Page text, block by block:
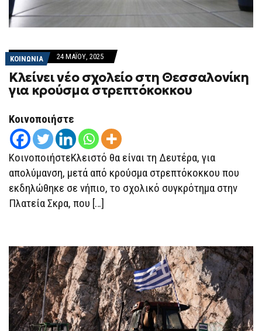
ΚΟΙΝΩΝΙΑ 24 ΜΑΪ́ΟΥ, 2025
Κλείνει νέο σχολείο στη Θεσσαλονίκη
για κρούσμα στρεπτόκοκκου
Κοινοποιήστε
ΚοινοποιήστεΚλειστό θα είναι τη Δευτέρα, για
απολύμανση, μετά από κρούσμα στρεπτόκοκκου που
εκδηλώθηκε σε νήπιο, το σχολικό συγκρότημα στην
Πλατεία Σκρα, που […]